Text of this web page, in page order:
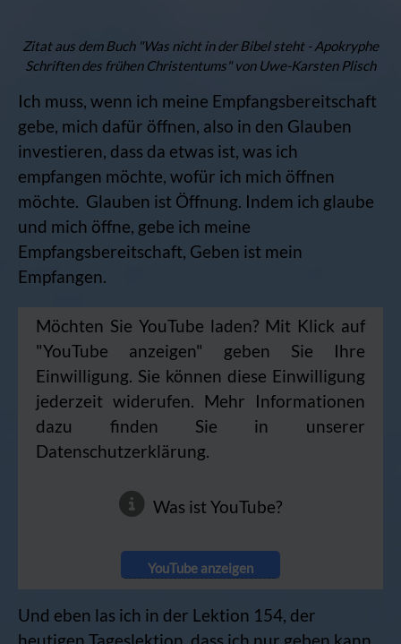
Zitat aus dem Buch "Was nicht in der Bibel steht - Apokryphe
Schriften des frühen Christentums" von Uwe-Karsten Plisch
Ich muss, wenn ich meine Empfangsbereitschaft
gebe, mich dafür öffnen, also in den Glauben
investieren, dass da etwas ist, was ich
empfangen möchte, wofür ich mich öffnen
möchte. Glauben ist Öffnung. Indem ich glaube
und mich öffne, gebe ich meine
Empfangsbereitschaft, Geben ist mein
Empfangen.
Möchten Sie YouTube laden? Mit Klick auf
"YouTube anzeigen" geben Sie Ihre
Einwilligung. Sie können diese Einwilligung
jederzeit widerufen. Mehr Informationen
dazu finden Sie in unserer
Datenschutzerklärung.
Was ist YouTube?
YouTube anzeigen
Und eben las ich in der Lektion 154, der